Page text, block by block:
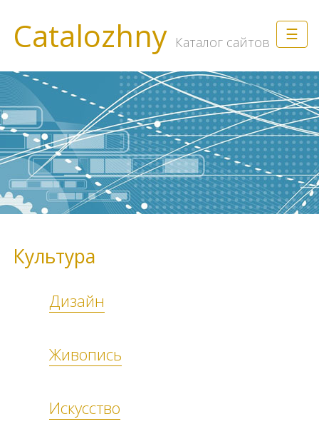
Catalozhny Каталог сайтов ☰
Культура
Дизайн
Живопись
Искусство